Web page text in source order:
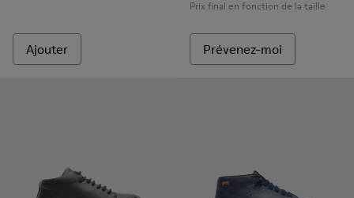
Ajouter
Prix final en fonction de la taille
Prévenez-moi